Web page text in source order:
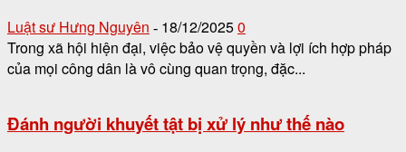
Luật sư Hưng Nguyên - 18/12/20250
Trong xã hội hiện đại, việc bảo vệ quyền và lợi ích hợp pháp
của mọi công dân là vô cùng quan trọng, đặc...
Đánh người khuyết tật bị xử lý như thế nào